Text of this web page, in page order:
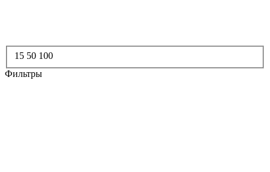
15 50 100
Фильтры